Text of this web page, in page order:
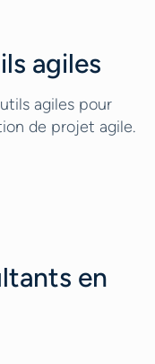
agiles
agiles pour
de projet agile.
en